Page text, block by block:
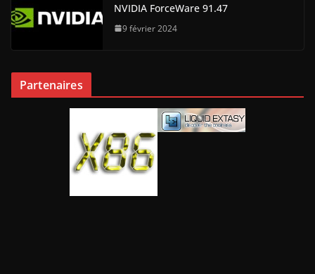
NVIDIA ForceWare 91.47
9 février 2024
Partenaires